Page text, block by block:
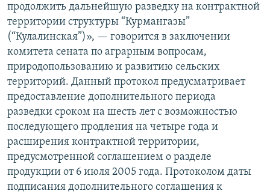
продолжить дальнейшую разведку на контрактной
территории структуры “Курмангазы”
(“Кулалинская”)», — говорится в заключении
комитета сената по аграрным вопросам,
природопользованию и развитию сельских
территорий. Данный протокол предусматривает
предоставление дополнительного периода
разведки сроком на шесть лет с возможностью
последующего продления на четыре года и
расширения контрактной территории,
предусмотренной соглашением о разделе
продукции от 6 июля 2005 года. Протоколом даты
подписания дополнительного соглашения к